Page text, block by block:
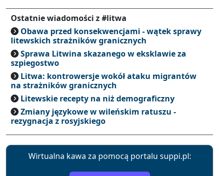
Ostatnie wiadomości z #litwa
Obawa przed konsekwencjami - wątek sprawy
litewskich strażników granicznych
Sprawa Litwina skazanego w eksklawie za
szpiegostwo
Litwa: kontrowersje wokół ataku migrantów
na strażników granicznych
Litewskie recepty na niż demograficzny
Zmiany językowe w wileńskim ratuszu -
rezygnacja z rosyjskiego
Wirtualna kawa za pomocą portalu suppi.pl: